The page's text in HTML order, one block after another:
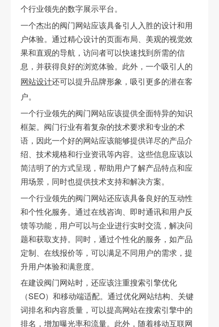
个行业领先的数字展示平台。
一个杰出的阀门网站应该具备引人入胜的设计和用
户体验。通过精心设计的页面布局、美观的视觉效
果和直观的导航，访问者可以快速找到所需的信
息，并获得良好的浏览体验。此外，一个吸引人的
网站设计还可以提升品牌形象，吸引更多的潜在客
户。
一个行业领先的阀门网站应该提供全面特异的知识
框架。阀门行业有着复杂的技术要求和专业的术
语，因此一个好的网站应该能够提供详尽的产品介
绍、技术规格和行业资讯等内容。这些信息应该以
简洁明了的方式呈现，帮助用户了解产品特点和应
用场景，同时也提供技术支持和解决方案。
一个行业领先的阀门网站还应该具备良好的互动性
和个性化服务。通过在线咨询、即时通讯和用户反
馈等功能，用户可以与企业进行实时交流，解决问
题和获取支持。同时，通过个性化的服务，如产品
定制、在线报价等，可以满足不同用户的需求，提
升用户体验和满意度。
在建设阀门网站时，还应该注重搜索引擎优化
（SEO）和移动端适配。通过优化网站结构、关键
词排名和内容质量，可以提高网站在搜索引擎中的
排名，增加曝光率和流量。此外，随着移动互联网